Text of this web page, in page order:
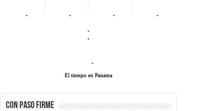
- - - -
-
-
-
El tiempo en Panama
CON PASO FIRME